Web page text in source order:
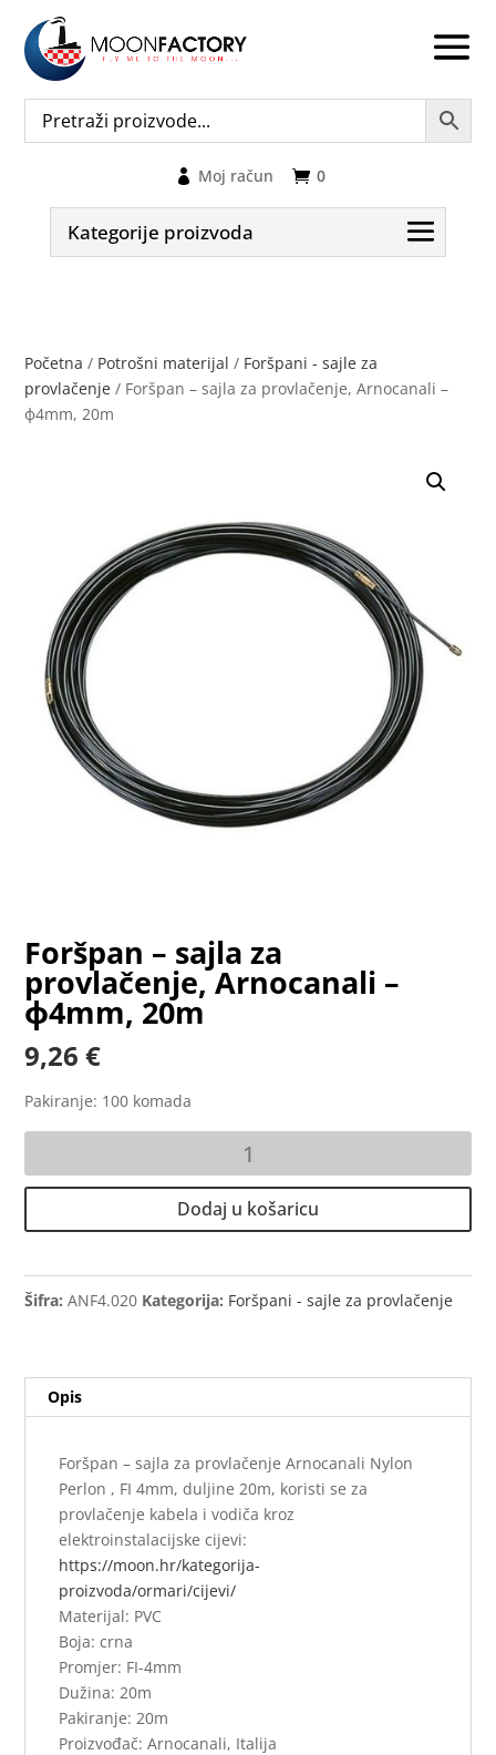
0
Moj račun
Kategorije proizvoda
Početna / Potrošni materijal / Foršpani - sajle za
provlačenje / Foršpan – sajla za provlačenje, Arnocanali –
ф4mm, 20m
Foršpan – sajla za
provlačenje, Arnocanali –
ф4mm, 20m
9,26€
Pakiranje: 100 komada
sajla
Arnocanali
-
količina
Dodaj u košaricu
Šifra:ANF4.020 Kategorija: Foršpani - sajle za provlačenje
Opis
Foršpan – sajla za provlačenje Arnocanali Nylon
Perlon , FI 4mm, duljine 20m, koristi se za
provlačenje kabela i vodiča kroz
elektroinstalacijske cijevi:
https://moon.hr/kategorija-
proizvoda/ormari/cijevi/
Materijal: PVC
Boja: crna
Promjer: FI-4mm
Dužina: 20m
Pakiranje: 20m
Proizvođač: Arnocanali, Italija